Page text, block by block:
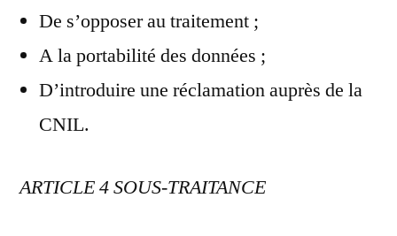
De s’opposer au traitement ;
A la portabilité des données ;
D’introduire une réclamation auprès de la
CNIL.
ARTICLE 4 SOUS-TRAITANCE